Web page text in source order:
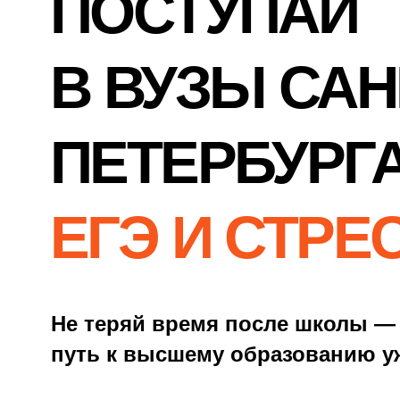
путь к высшему образованию уже сейчас!
ПОЛУЧИТЬ КОНСУЛЬТАЦИЮ
ЕГЭ И СТРЕССА